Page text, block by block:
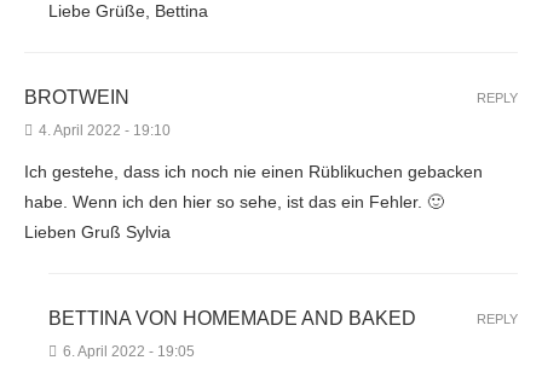
Liebe Grüße, Bettina
BROTWEIN
4. April 2022 - 19:10
Ich gestehe, dass ich noch nie einen Rüblikuchen gebacken
habe. Wenn ich den hier so sehe, ist das ein Fehler. 🙂
Lieben Gruß Sylvia
REPLY
BETTINA VON HOMEMADE AND BAKED
6. April 2022 - 19:05
REPLY